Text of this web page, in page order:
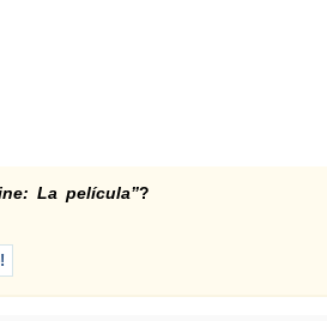
La película”?